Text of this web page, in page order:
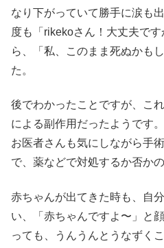
なり下がっていて勝手に涙も
度も「rikekoさん！大丈夫で
ら、「私、このまま死ぬかも
た。
後でわかったことですが、こ
による副作用だったようです。
お医者さんも気にしながら手
で、薬などで対処するか否か
赤ちゃんが出てきた時も、自
い、「赤ちゃんですよ〜」と
っても、うんうんとうなずく